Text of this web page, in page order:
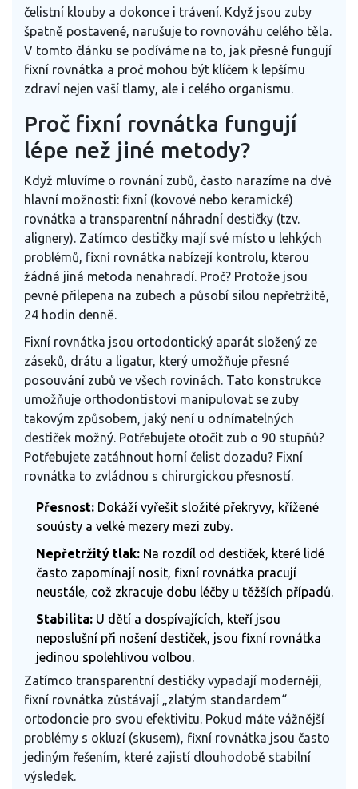
čelistní klouby a dokonce i trávení. Když jsou zuby
špatně postavené, narušuje to rovnováhu celého těla.
V tomto článku se podíváme na to, jak přesně fungují
fixní rovnátka a proč mohou být klíčem k lepšímu
zdraví nejen vaší tlamy, ale i celého organismu.
Proč fixní rovnátka fungují
lépe než jiné metody?
Když mluvíme o rovnání zubů, často narazíme na dvě
hlavní možnosti: fixní (kovové nebo keramické)
rovnátka a transparentní náhradní destičky (tzv.
alignery). Zatímco destičky mají své místo u lehkých
problémů, fixní rovnátka nabízejí kontrolu, kterou
žádná jiná metoda nenahradí. Proč? Protože jsou
pevně přilepena na zubech a působí silou nepřetržitě,
24 hodin denně.
Fixní rovnátka jsou ortodontický aparát složený ze
záseků, drátu a ligatur, který umožňuje přesné
posouvání zubů ve všech rovinách. Tato konstrukce
umožňuje orthodontistovi manipulovat se zuby
takovým způsobem, jaký není u odnímatelných
destiček možný. Potřebujete otočit zub o 90 stupňů?
Potřebujete zatáhnout horní čelist dozadu? Fixní
rovnátka to zvládnou s chirurgickou přesností.
Přesnost: Dokáží vyřešit složité překryvy, křížené
souústy a velké mezery mezi zuby.
Nepřetržitý tlak: Na rozdíl od destiček, které lidé
často zapomínají nosit, fixní rovnátka pracují
neustále, což zkracuje dobu léčby u těžších případů.
Stabilita: U dětí a dospívajících, kteří jsou
neposlušní při nošení destiček, jsou fixní rovnátka
jedinou spolehlivou volbou.
Zatímco transparentní destičky vypadají moderněji,
fixní rovnátka zůstávají „zlatým standardem“
ortodoncie pro svou efektivitu. Pokud máte vážnější
problémy s okluzí (skusem), fixní rovnátka jsou často
jediným řešením, které zajistí dlouhodobě stabilní
výsledek.